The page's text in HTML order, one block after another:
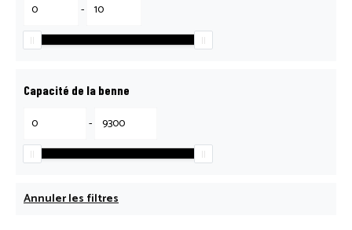
-
Capacité de la benne
-
Annuler les filtres